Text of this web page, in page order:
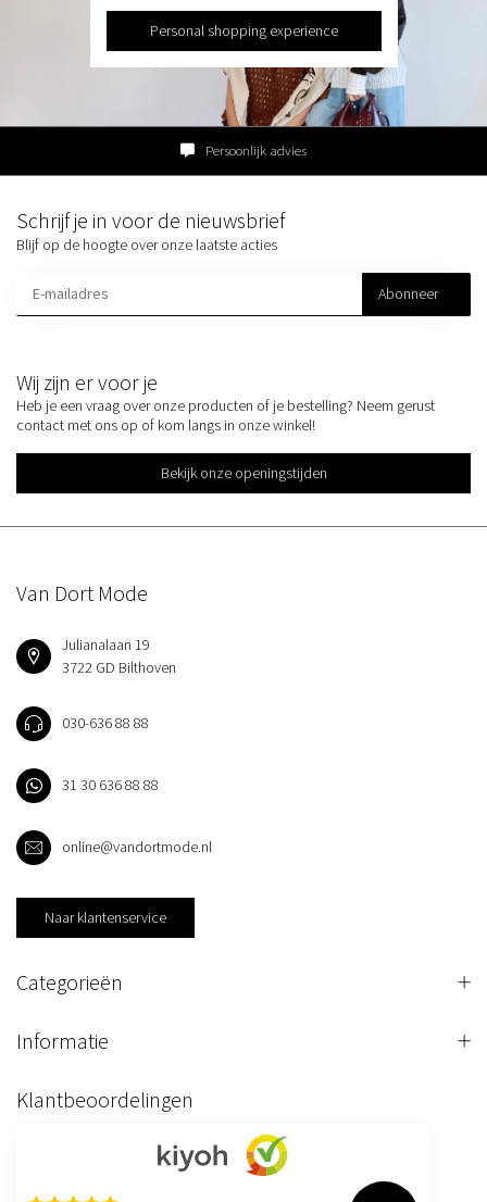
Personal shopping experience
Persoonlijk advies
Wij zijn er voor je
Heb je een vraag over onze producten of je bestelling? Neem gerust
contact met ons op of kom langs in onze winkel!
Bekijk onze openingstijden
Schrijf je in voor de nieuwsbrief
Blijf op de hoogte over onze laatste acties
Abonneer
Van Dort Mode
Julianalaan 19
3722 GD Bilthoven
030-636 88 88
31 30 636 88 88
online@vandortmode.nl
Naar klantenservice
Categorieën
Informatie
Klantbeoordelingen